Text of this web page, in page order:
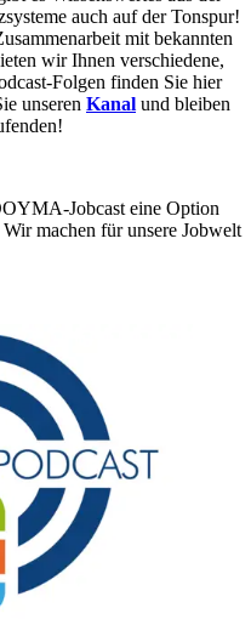
auch auf der Tonspur!
mit bekannten
wir Ihnen verschiedene,
Folgen finden Sie hier
unseren Kanal und bleiben
Jobcast eine Option
machen für unsere Jobwelt